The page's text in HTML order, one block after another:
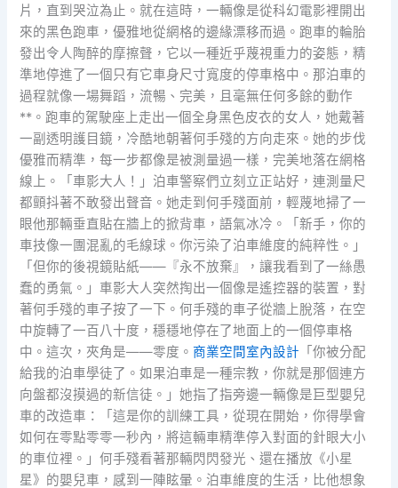
片，直到哭泣為止。就在這時，一輛像是從科幻電影裡開出
來的黑色跑車，優雅地從網格的邊緣漂移而過。跑車的輪胎
發出令人陶醉的摩擦聲，它以一種近乎蔑視重力的姿態，精
準地停進了一個只有它車身尺寸寬度的停車格中。那泊車的
過程就像一場舞蹈，流暢、完美，且毫無任何多餘的動作
**。跑車的駕駛座上走出一個全身黑色皮衣的女人，她戴著
一副透明護目鏡，冷酷地朝著何手殘的方向走來。她的步伐
優雅而精準，每一步都像是被測量過一樣，完美地落在網格
線上。「車影大人！」泊車警察們立刻立正站好，連測量尺
都顫抖著不敢發出聲音。她走到何手殘面前，輕蔑地掃了一
眼他那輛垂直貼在牆上的掀背車，語氣冰冷。「新手，你的
車技像一團混亂的毛線球。你污染了泊車維度的純粹性。」
「但你的後視鏡貼紙——『永不放棄』，讓我看到了一絲愚
蠢的勇氣。」車影大人突然掏出一個像是遙控器的裝置，對
著何手殘的車子按了一下。何手殘的車子從牆上脫落，在空
中旋轉了一百八十度，穩穩地停在了地面上的一個停車格
中。這次，夾角是——零度。商業空間室內設計 「你被分配
給我的泊車學徒了。如果泊車是一種宗教，你就是那個連方
向盤都沒摸過的新信徒。」她指了指旁邊一輛像是巨型嬰兒
車的改造車：「這是你的訓練工具，從現在開始，你得學會
如何在零點零零一秒內，將這輛車精準停入對面的針眼大小
的車位裡。」何手殘看著那輛閃閃發光、還在播放《小星
星》的嬰兒車，感到一陣眩暈。泊車維度的生活，比他想象